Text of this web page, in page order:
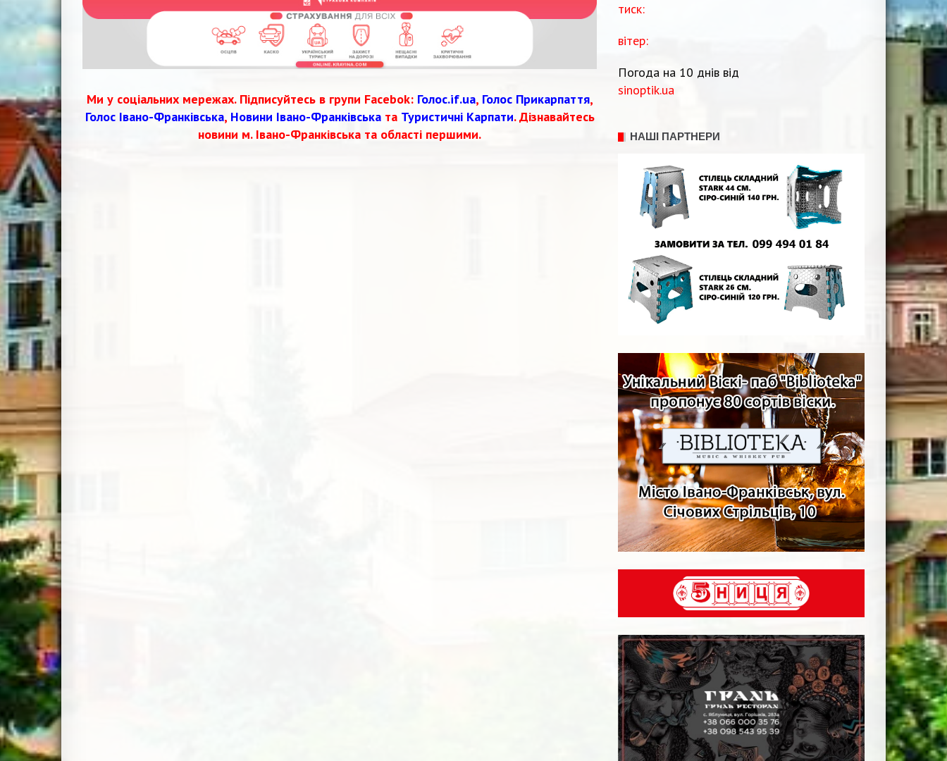
Ми у соціальних мережах. Підписуйтесь в групи Facebok: Голос.if.ua, Голос Прикарпаття,
Голос Івано-Франківська, Новини Івано-Франківськата Туристичні Карпати. Дізнавайтесь
новини м. Івано-Франківська та області першими.
тиск:
вітер:
Погода на 10 днів від
sinoptik.ua
НАШІ ПАРТНЕРИ